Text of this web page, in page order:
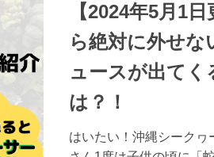
【2024年5月1
ら絶対に外せな
ュースが出てく
は？！
はいたい！沖縄シークヮ